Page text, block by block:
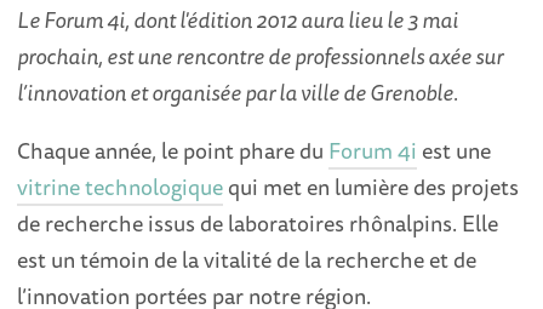
Le Forum 4i, dont l'édition 2012 aura lieu le 3 mai
prochain, est une rencontre de professionnels axée sur
l’innovation et organisée par la ville de Grenoble.
Chaque année, le point phare du Forum 4i est une
vitrine technologiquequi met en lumière des projets
de recherche issus de laboratoires rhônalpins. Elle
est un témoin de la vitalité de la recherche et de
l’innovation portées par notre région.